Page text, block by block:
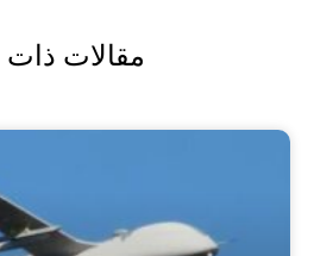
مقالات